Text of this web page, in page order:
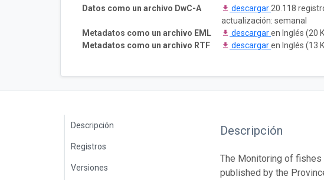
Datos como un archivo DwC-A
descargar 20.118
actualización: semanal
Metadatos como un archivo EML
descargaren Inglés (20
Metadatos como un archivo RTF
descargaren Inglés (13
Descripción
Registros
Versiones
Descripción
The Monitoring of fishes
published by the